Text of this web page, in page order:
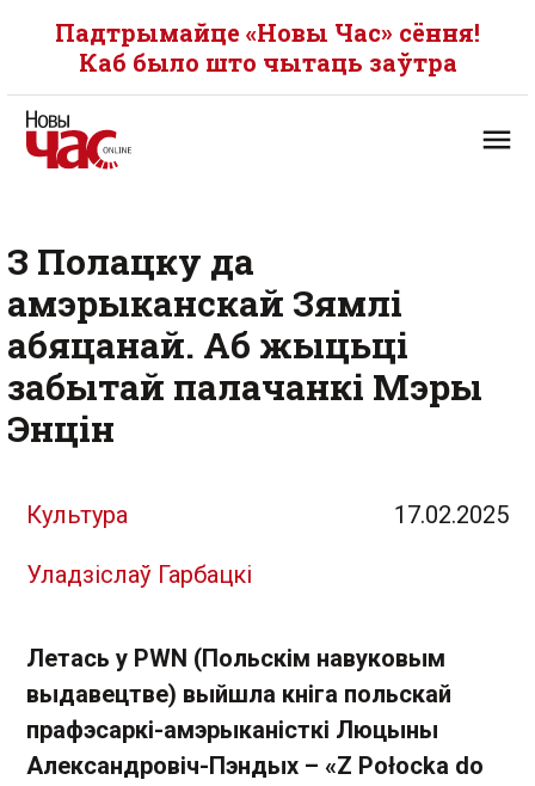
Падтрымайце «Новы Час» сёння!
Каб было што чытаць заўтра
З Полацку да
амэрыканскай Зямлі
абяцанай. Аб жыцьці
забытай палачанкі Мэры
Энцін
Культура 17.02.2025
Уладзіслаў Гарбацкі
Летась у PWN (Польскім навуковым
выдавецтве) выйшла кніга польскай
прафэсаркі-амэрыканісткі Люцыны
Александровіч-Пэндых – «Z Połocka do